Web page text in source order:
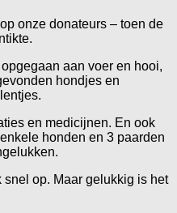
onze donateurs – toen de
aan voer en hooi,
hondjes en
en medicijnen. En ook
honden en 3 paarden
op. Maar gelukkig is het